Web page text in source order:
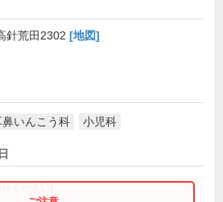
針荒田2302 [地図]
鼻いんこう科 小児科
ください)